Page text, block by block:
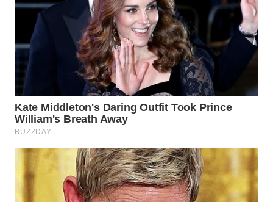
DEPOK
TAPANULI
WN
SAMOSIR
PADANG
LAWAS